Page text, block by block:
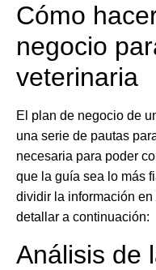
Cómo
negocio
veterinaria
El plan de negocio de
una serie de pautas
necesaria para poder
que la guía sea lo más
dividir la información
detallar a continuación:
Análisis de